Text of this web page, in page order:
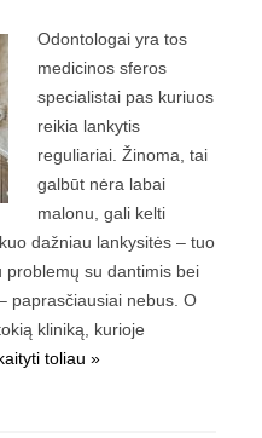
Odontologai yra tos
medicinos sferos
specialistai pas kuriuos
reikia lankytis
reguliariai. Žinoma, tai
galbūt nėra labai
malonu, gali kelti
dažniau lankysitės – tuo
problemų su dantimis bei
paprasčiausiai nebus. O
kliniką, kurioje
toliau »